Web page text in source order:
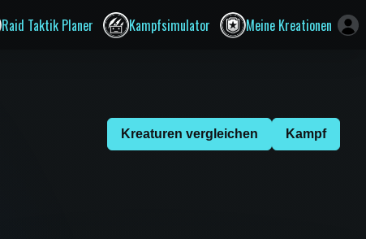
Raid Taktik Planer Kampfsimulator Meine Kreationen
Kreaturen vergleichen Kampf